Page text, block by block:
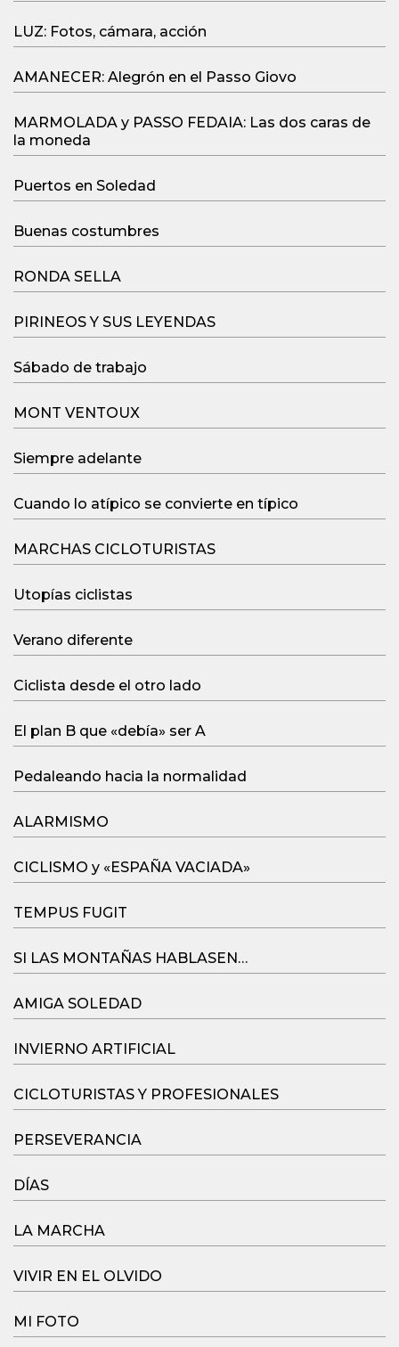
LUZ: Fotos, cámara, acción
AMANECER: Alegrón en el Passo Giovo
MARMOLADA y PASSO FEDAIA: Las dos caras de
la moneda
Puertos en Soledad
Buenas costumbres
RONDA SELLA
PIRINEOS Y SUS LEYENDAS
Sábado de trabajo
MONT VENTOUX
Siempre adelante
Cuando lo atípico se convierte en típico
MARCHAS CICLOTURISTAS
Utopías ciclistas
Verano diferente
Ciclista desde el otro lado
El plan B que «debía» ser A
Pedaleando hacia la normalidad
ALARMISMO
CICLISMO y «ESPAÑA VACIADA»
TEMPUS FUGIT
SI LAS MONTAÑAS HABLASEN…
AMIGA SOLEDAD
INVIERNO ARTIFICIAL
CICLOTURISTAS Y PROFESIONALES
PERSEVERANCIA
DÍAS
LA MARCHA
VIVIR EN EL OLVIDO
MI FOTO